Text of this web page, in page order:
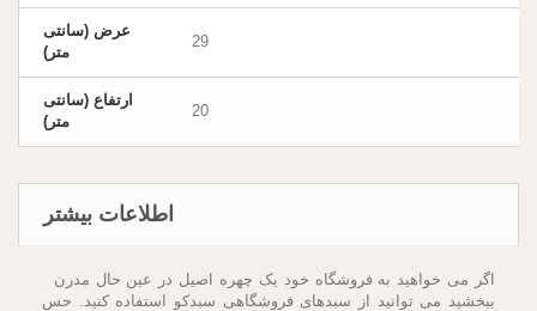
عرض (سانتی
متر)
29
ارتفاع (سانتی
متر)
20
اطلاعات بیشتر
ببخشید می توانید از سبدهای فروشگاهی سبدکو استفاده کنید. حس